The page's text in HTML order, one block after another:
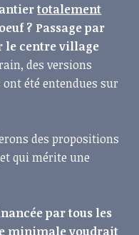
totalement
? Passage par
le centre village
des versions
été entendues sur
des propositions
qui mérite une
par tous les
minimale voudrait